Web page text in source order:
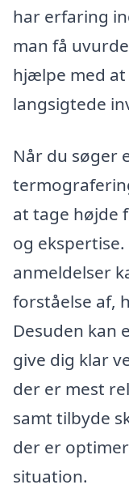
har erfaring
man få
hjælpe med at
langsigtede
Når du søger
at tage højde
og
anmeldelser
forståelse af,
Desuden kan
give dig klar
der er mest
samt tilbyde
der er
situation.